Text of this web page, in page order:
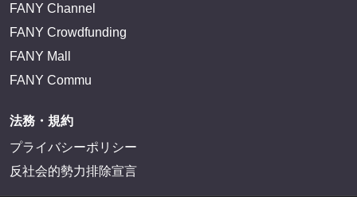
FANY Channel
FANY Crowdfunding
FANY Mall
FANY Commu
法務・規約
プライバシーポリシー
反社会的勢力排除宣言